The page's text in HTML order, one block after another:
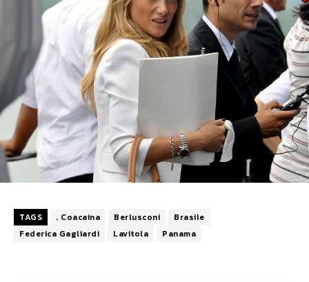
TAGS . Coacaina Berlusconi
Brasile
Federica Gagliardi
Lavitola Panama